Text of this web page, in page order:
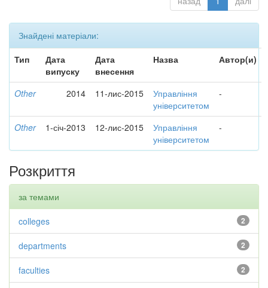
Знайдені матеріали:
Тип
Дата
випуску
Дата
внесення
Назва Автор(и)
Other 2014 11-лис-2015
Управління
університетом
-
Other 1-січ-2013 12-лис-2015
Управління
університетом
-
Розкриття
за темами
2
colleges
2
departments
2
faculties